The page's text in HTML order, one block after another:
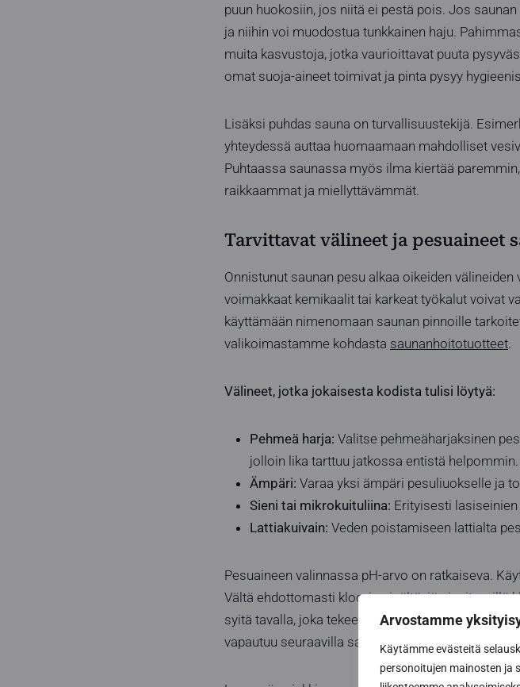
Arvostamme
Käytämme evästeitä
personoitujen mainosten ja
puun huokosiin, jos niitä ei pestä pois. Jos
ja niihin voi muodostua tunkkainen haju.
muita kasvustoja, jotka vaurioittavat puuta
omat suoja-aineet toimivat ja pinta pysyy
Lisäksi puhdas sauna on turvallisuustekijä.
yhteydessä auttaa huomaamaan mahdolliset
Puhtaassa saunassa myös ilma kiertää
raikkaammat ja miellyttävämmät.
Tarvittavat välineet ja pesuaineet
Onnistunut saunan pesu alkaa oikeiden
voimakkaat kemikaalit tai karkeat työkalut voivat
käyttämään nimenomaan saunan pinnoille
valikoimastamme kohdasta saunanhoitotuotteet.
Välineet, jotka jokaisesta kodista tulisi löytyä:
Pehmeä harja: Valitse pehmeäharjaksinen
jolloin lika tarttuu jatkossa entistä helpommin.
Ämpäri: Varaa yksi ämpäri pesuliuokselle ja
Sieni tai mikrokuituliina: Erityisesti
Lattiakuivain: Veden poistamiseen lattialta
Pesuaineen valinnassa pH-arvo on ratkaiseva.
Vältä ehdottomasti klooria sisältäviä aineita, sillä
syitä tavalla, joka tekee pinnasta tikkuisen.
vapautuu seuraavilla saunomiskerroilla